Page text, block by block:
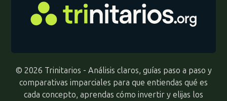
© 2026 Trinitarios - Análisis claros, guías paso a paso y
comparativas imparciales para que entiendas qué es
cada concepto, aprendas cómo invertir y elijas los